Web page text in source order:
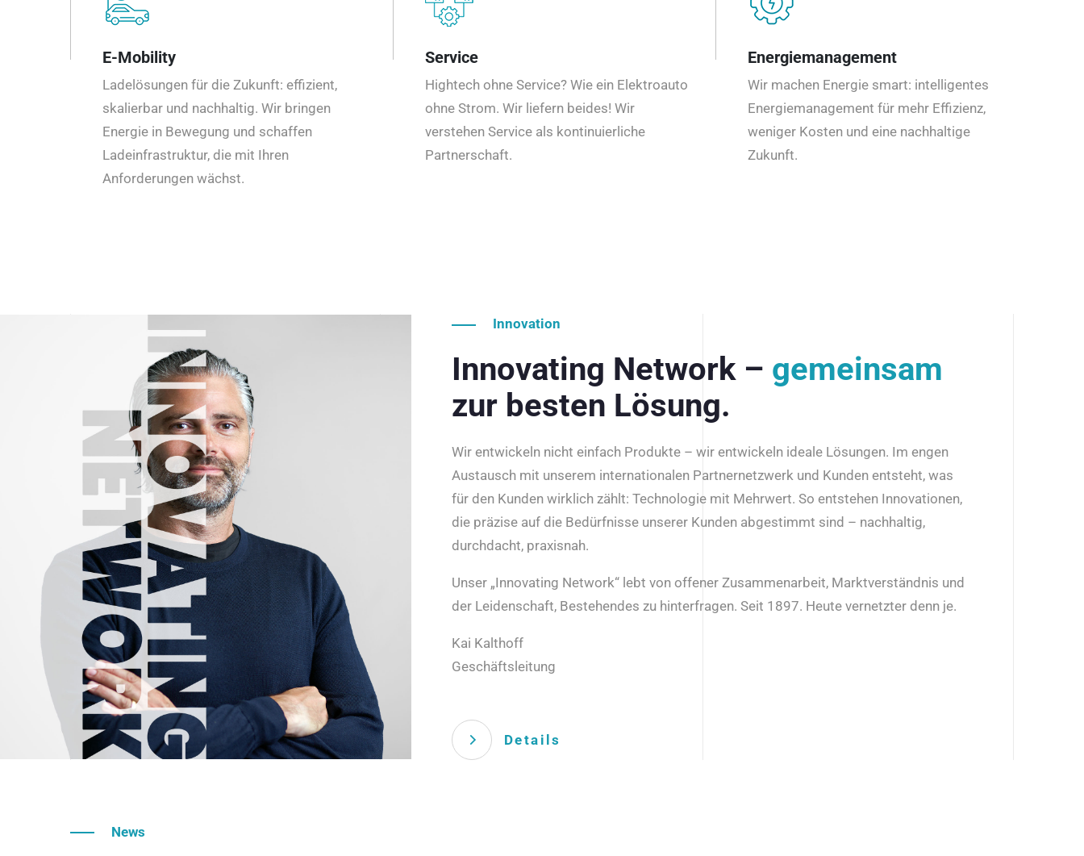
E-Mobility
Ladelösungen für die Zukunft: effizient,
skalierbar und nachhaltig. Wir bringen
Energie in Bewegung und schaffen
Ladeinfrastruktur, die mit Ihren
Anforderungen wächst.
Service
Hightech ohne Service? Wie ein Elektroauto
ohne Strom. Wir liefern beides! Wir
verstehen Service als kontinuierliche
Partnerschaft.
Energiemanagement
Wir machen Energie smart: intelligentes
Energiemanagement für mehr Effizienz,
weniger Kosten und eine nachhaltige
Zukunft.
Innovation
Innovating Network – gemeinsam
zur besten Lösung.
Wir entwickeln nicht einfach Produkte – wir entwickeln ideale Lösungen. Im engen
Austausch mit unserem internationalen Partnernetzwerk und Kunden entsteht, was
für den Kunden wirklich zählt: Technologie mit Mehrwert. So entstehen Innovationen,
die präzise auf die Bedürfnisse unserer Kunden abgestimmt sind – nachhaltig,
durchdacht, praxisnah.
Unser „Innovating Network“ lebt von offener Zusammenarbeit, Marktverständnis und
der Leidenschaft, Bestehendes zu hinterfragen. Seit 1897. Heute vernetzter denn je.
Kai Kalthoff
Geschäftsleitung
Details
News